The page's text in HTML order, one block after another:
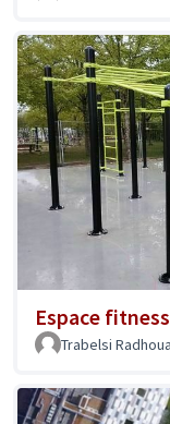
Espace
Trabelsi